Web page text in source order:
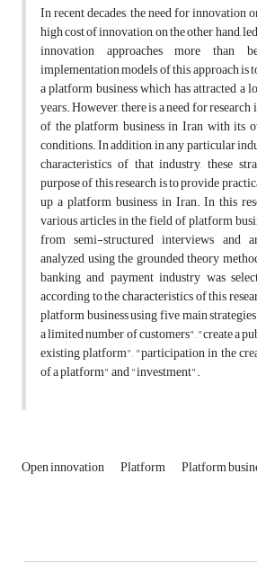
In recent decades, the need for innovation
high cost of innovation, on the other hand,
innovation approaches more than
implementation models of this approach is
a platform business which has attracted a
years. However, there is a need for
of the platform business in Iran with its
conditions. In addition, in any particular
characteristics of that industry, these
purpose of this research is to provide
up a platform business in Iran. In this
various articles in the field of platform
from semi-structured interviews and
analyzed using the grounded theory
banking and payment industry was
according to the characteristics of this
platform business using five main
a limited number of customers", "create a
existing platform", "participation in the
of a platform" and "investment".
Open innovation Platform Platform